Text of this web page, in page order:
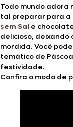
Todo mundo adora
tal preparar para a
sem Sal e
delicioso, deixando
mordida. Você
temático de
festividade.
Confira o modo de